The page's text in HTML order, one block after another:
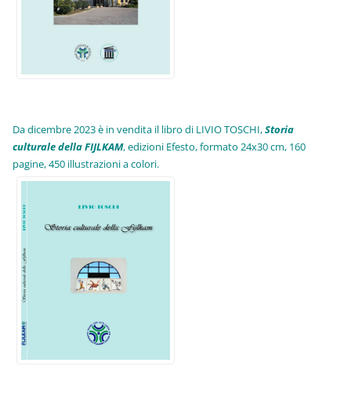
Da dicembre 2023 è in vendita il libro di LIVIO TOSCHI,Storia
culturale della FIJLKAM, edizioni Efesto, formato 24x30 cm, 160
pagine, 450 illustrazioni a colori.